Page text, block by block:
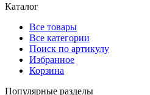
Каталог
Все товары
Все категории
Поиск по артикулу
Избранное
Корзина
Популярные разделы